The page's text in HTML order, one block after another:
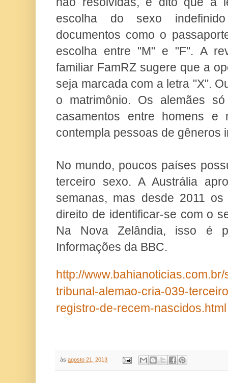
escolha do sexo
documentos como o
escolha entre "M" e "F". A
familiar FamRZ sugere que a
seja marcada com a letra "X".
o matrimônio. Os alemães só
casamentos entre homens e
contempla pessoas de gêneros
No mundo, poucos países
terceiro sexo. A Austrália
semanas, mas desde 2011
direito de identificar-se com o
Na Nova Zelândia, isso é
Informações da BBC.
http://
tribunal-alemao-cria-039-
registro-de-recem-nascidos.html
às agosto 21, 2013